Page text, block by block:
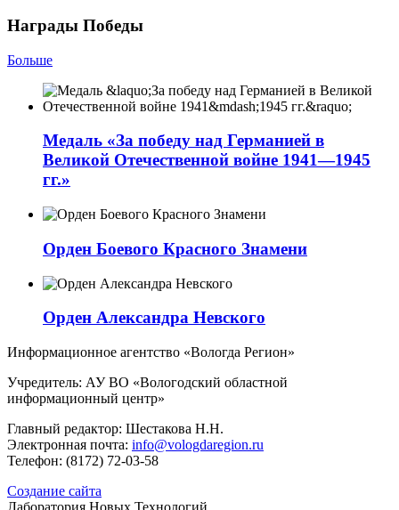
Награды Победы
Больше
Медаль «За победу над Германией в
Великой Отечественной войне 1941—1945
гг.»
Орден Боевого Красного Знамени
Орден Александра Невского
Информационное агентство «Вологда Регион»
Учредитель: АУ ВО «Вологодский областной
информационный центр»
Главный редактор: Шестакова Н.Н.
Электронная почта: info@vologdaregion.ru
Телефон: (8172) 72-03-58
Создание сайта
Лаборатория Новых Технологий